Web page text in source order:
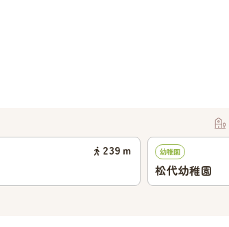
239 ｍ
幼稚園
松代幼稚園